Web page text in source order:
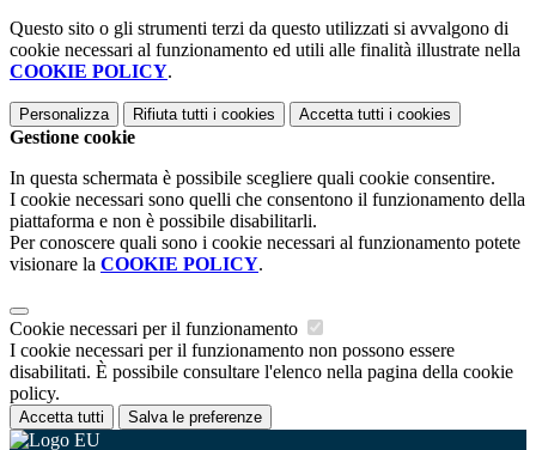
Questo sito o gli strumenti terzi da questo utilizzati si avvalgono di
cookie necessari al funzionamento ed utili alle finalità illustrate nella
COOKIE POLICY.
Personalizza Rifiuta tutti i cookies Accetta tutti i cookies
Gestione cookie
In questa schermata è possibile scegliere quali cookie consentire.
I cookie necessari sono quelli che consentono il funzionamento della
piattaforma e non è possibile disabilitarli.
Per conoscere quali sono i cookie necessari al funzionamento potete
visionare la COOKIE POLICY.
Cookie necessari per il funzionamento
I cookie necessari per il funzionamento non possono essere
disabilitati. È possibile consultare l'elenco nella pagina della cookie
policy.
Accetta tutti Salva le preferenze